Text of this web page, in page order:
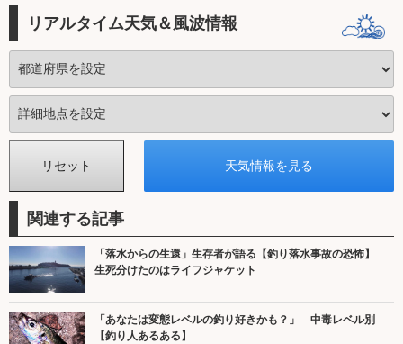
リアルタイム天気＆風波情報
関連する記事
「落水からの生還」生存者が語る【釣り落水事故の恐怖】
生死分けたのはライフジャケット
「あなたは変態レベルの釣り好きかも？」 中毒レベル別
【釣り人あるある】